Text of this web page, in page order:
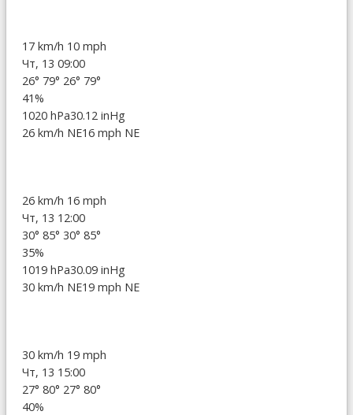
17 km/h 10 mph
Чт, 13 09:00
26° 79° 26° 79°
41%
1020 hPa30.12 inHg
26 km/h NE16 mph NE
26 km/h 16 mph
Чт, 13 12:00
30° 85° 30° 85°
35%
1019 hPa30.09 inHg
30 km/h NE19 mph NE
30 km/h 19 mph
Чт, 13 15:00
27° 80° 27° 80°
40%